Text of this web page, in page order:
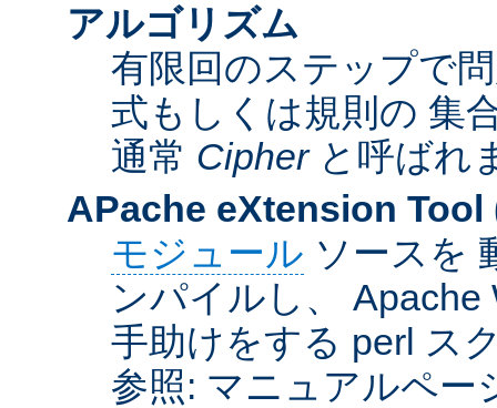
アルゴリズム
有限回のステップで
式もしくは規則の 集
通常 Cipherと呼ばれ
APache eXtension Tool
モジュール ソースを
ンパイルし、
手助けをする perl ス
参照: マニュアルペー